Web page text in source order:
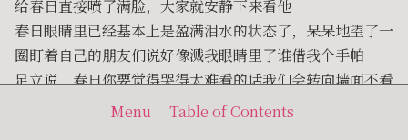
给春日直接喷了满脸，大家就安静下来看他
春日眼睛里已经基本上是盈满泪水的状态了，呆呆地望了一
圈盯着自己的朋友们说好像溅我眼睛里了谁借我个手帕
足立说，春日你要觉得哭得太难看的话我们会转向墙面不看
Menu Table of Contents